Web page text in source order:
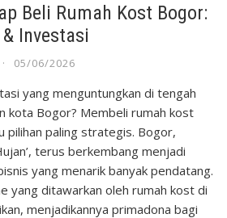
Beli Rumah Kost Bogor:
Investasi
· 05/06/2026
yang menguntungkan di tengah
kota Bogor? Membeli rumah kost
pilihan paling strategis. Bogor,
terus berkembang menjadi
yang menarik banyak pendatang.
yang ditawarkan oleh rumah kost di
menjadikannya primadona bagi